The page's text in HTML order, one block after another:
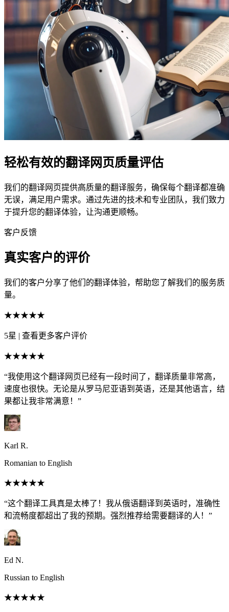
轻松有效的翻译网页质量评估
我们的翻译网页提供高质量的翻译服务，确保每个翻译都准确
无误，满足用户需求。通过先进的技术和专业团队，我们致力
于提升您的翻译体验，让沟通更顺畅。
客户反馈
真实客户的评价
我们的客户分享了他们的翻译体验，帮助您了解我们的服务质
量。
★★★★★
5星 | 查看更多客户评价
★★★★★
“我使用这个翻译网页已经有一段时间了，翻译质量非常高，
速度也很快。无论是从罗马尼亚语到英语，还是其他语言，结
果都让我非常满意！”
Karl R.
Romanian to English
★★★★★
“这个翻译工具真是太棒了！我从俄语翻译到英语时，准确性
和流畅度都超出了我的预期。强烈推荐给需要翻译的人！”
Ed N.
Russian to English
★★★★★